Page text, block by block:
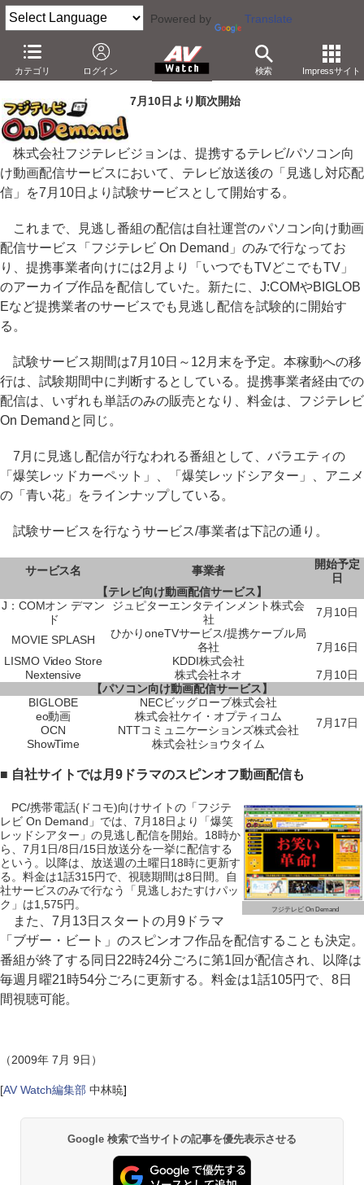
Powered by Translate
カテゴリ ログイン 検索 Impressサイト
フジテレビ、提携サービスでアニメなどの見逃し番組配信
－J:COMやBIGLOBEなどのTV/PC配信で試験サービス
7月10日より順次開始
株式会社フジテレビジョンは、提携するテレビ/パソコン向
け動画配信サービスにおいて、テレビ放送後の「見逃し対応配
信」を7月10日より試験サービスとして開始する。
これまで、見逃し番組の配信は自社運営のパソコン向け動画
配信サービス「フジテレビ On Demand」のみで行なってお
り、提携事業者向けには2月より「いつでもTVどこでもTV」
のアーカイブ作品を配信していた。新たに、J:COMやBIGLOB
Eなど提携業者のサービスでも見逃し配信を試験的に開始す
る。
試験サービス期間は7月10日～12月末を予定。本稼動への移
行は、試験期間中に判断するとしている。提携事業者経由での
配信は、いずれも単話のみの販売となり、料金は、フジテレビ
On Demandと同じ。
7月に見逃し配信が行なわれる番組として、バラエティの
「爆笑レッドカーペット」、「爆笑レッドシアター」、アニメ
の「青い花」をラインナップしている。
試験サービスを行なうサービス/事業者は下記の通り。
サービス名 事業者
開始予定
日
【テレビ向け動画配信サービス】
J：COMオン デマン
ド
ジュピターエンタテインメント株式会
社
7月10日
MOVIE SPLASH
ひかりoneTVサービス/提携ケーブル局
各社
7月16日
LISMO Video Store
KDDI株式会社
Nextensive
株式会社ネオ
7月10日
【パソコン向け動画配信サービス】
BIGLOBE
NECビッグローブ株式会社
7月17日
eo動画
株式会社ケイ・オプティコム
OCN
NTTコミュニケーションズ株式会社
ShowTime
株式会社ショウタイム
■ 自社サイトでは月9ドラマのスピンオフ動画配信も
フジテレビ On Demand
PC/携帯電話(ドコモ)向けサイトの「フジテ
レビ On Demand」では、7月18日より「爆笑
レッドシアター」の見逃し配信を開始。18時か
ら、7月1日/8日/15日放送分を一挙に配信する
という。以降は、放送週の土曜日18時に更新す
る。料金は1話315円で、視聴期間は8日間。自
社サービスのみで行なう「見逃しおたすけパッ
ク」は1,575円。
また、7月13日スタートの月9ドラマ
「ブザー・ビート」のスピンオフ作品を配信することも決定。
番組が終了する同日22時24分ごろに第1回が配信され、以降は
毎週月曜21時54分ごろに更新する。料金は1話105円で、8日
間視聴可能。
（2009年 7月 9日）
[AV Watch編集部 中林暁]
Google 検索で当サイトの記事を優先表示させる